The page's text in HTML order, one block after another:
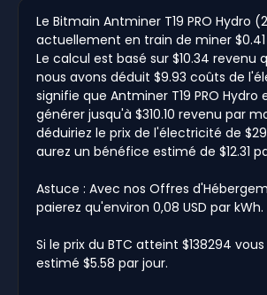
Le Bitmain Antminer T19 PRO Hydro
actuellement en train de miner
Le calcul est basé sur $10.34 revenu
nous avons déduit $9.93 coûts de
signifie que Antminer T19 PRO
générer jusqu'à $310.10 revenu par
déduiriez le prix de l'électricité de
aurez un bénéfice estimé de $12.31
Astuce : Avec nos Offres
paierez qu'environ 0,08 USD par kWh.
Si le prix du BTC atteint $138294
estimé $5.58 par jour.